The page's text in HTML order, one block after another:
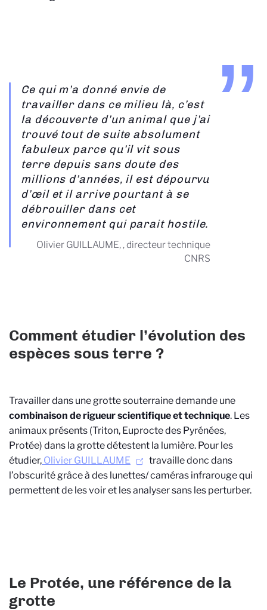
Ce qui m’a donné envie de
travailler dans ce milieu là, c’est
la découverte d’un animal que j’ai
trouvé tout de suite absolument
fabuleux parce qu’il vit sous
terre depuis sans doute des
millions d’années, il est dépourvu
d’œil et il arrive pourtant à se
débrouiller dans cet
environnement qui parait hostile.
Olivier GUILLAUME, , directeur technique
CNRS
Comment étudier l’évolution des
espèces sous terre ?
Travailler dans une grotte souterraine demande une
combinaison de rigueur scientifique et technique. Les
animaux présents (Triton, Euprocte des Pyrénées,
Protée) dans la grotte détestent la lumière. Pour les
étudier, Olivier GUILLAUME
travaille donc dans
l’obscurité grâce à des lunettes/ caméras infrarouge qui
permettent de les voir et les analyser sans les perturber.
Le Protée, une référence de la
grotte